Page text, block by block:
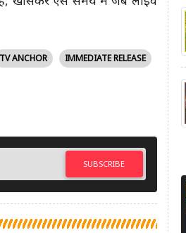
TV ANCHOR
IMMEDIATE RELEASE
SUBSCRIBE